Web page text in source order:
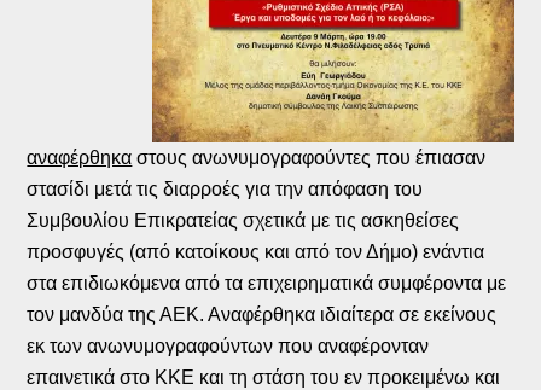
αναφέρθηκα στους ανωνυμογραφούντες που έπιασαν
στασίδι μετά τις διαρροές για την απόφαση του
Συμβουλίου Επικρατείας σχετικά με τις ασκηθείσες
προσφυγές (από κατοίκους και από τον Δήμο) ενάντια
στα επιδιωκόμενα από τα επιχειρηματικά συμφέροντα με
τον μανδύα της ΑΕΚ. Αναφέρθηκα ιδιαίτερα σε εκείνους
εκ των ανωνυμογραφούντων που αναφέρονταν
επαινετικά στο ΚΚΕ και τη στάση του εν προκειμένω και